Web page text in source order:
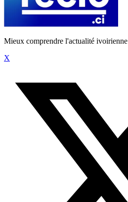
Mieux comprendre l'actualité ivoirienne
X